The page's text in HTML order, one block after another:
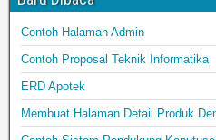
Contoh Halaman Admin
Contoh Proposal Teknik Informatika
ERD Apotek
Membuat Halaman Detail Produk